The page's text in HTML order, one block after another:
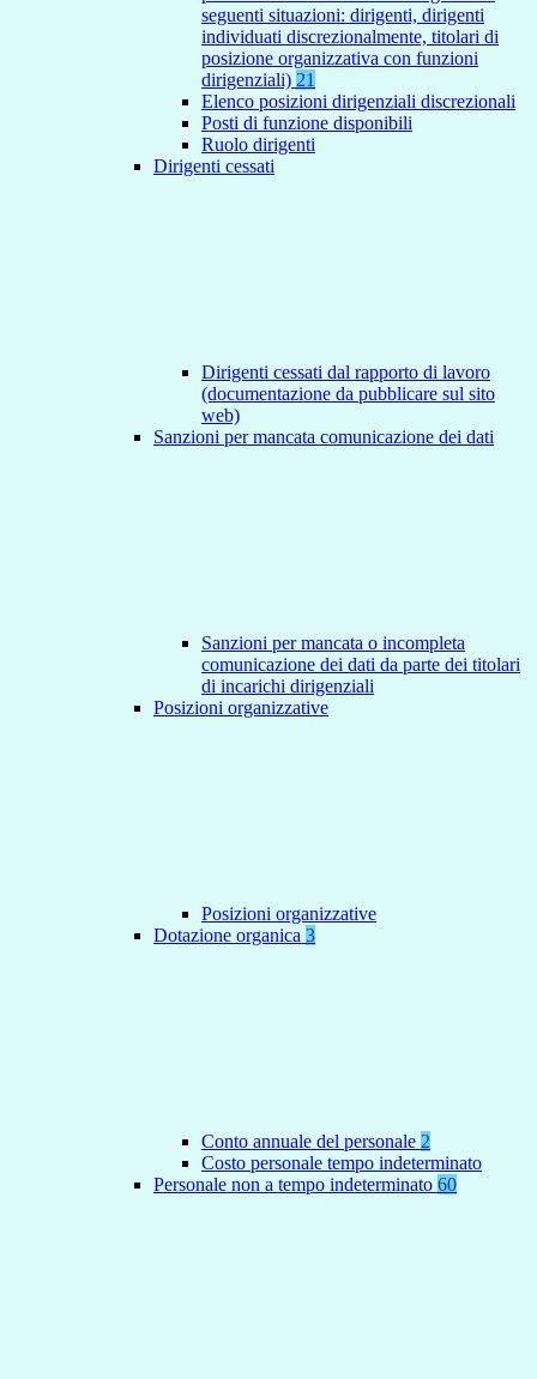
seguenti situazioni: dirigenti, dirigenti
individuati discrezionalmente, titolari di
posizione organizzativa con funzioni
dirigenziali) 21
Elenco posizioni dirigenziali discrezionali
Posti di funzione disponibili
Ruolo dirigenti
Dirigenti cessati
Dirigenti cessati dal rapporto di lavoro
(documentazione da pubblicare sul sito
web)
Sanzioni per mancata comunicazione dei dati
Sanzioni per mancata o incompleta
comunicazione dei dati da parte dei titolari
di incarichi dirigenziali
Posizioni organizzative
Posizioni organizzative
Dotazione organica 3
Conto annuale del personale 2
Costo personale tempo indeterminato
Personale non a tempo indeterminato 60